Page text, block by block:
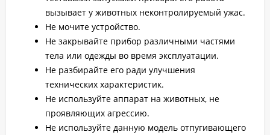
вызывает у животных неконтролируемый ужас.
Не мочите устройство.
Не закрывайте прибор различными частями
тела или одежды во время эксплуатации.
Не разбирайте его ради улучшения
технических характеристик.
Не используйте аппарат на животных, не
проявляющих агрессию.
Не используйте данную модель отпугивающего